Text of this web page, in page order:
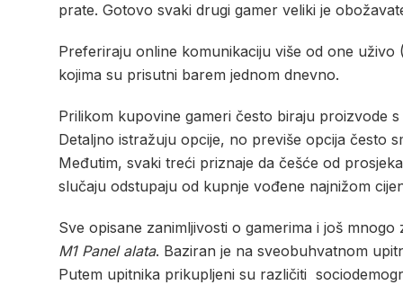
prate. Gotovo svaki drugi gamer veliki je
Preferiraju online komunikaciju više od one
kojima su prisutni barem jednom dnevno.
Prilikom kupovine gameri često biraju proizvode
Detaljno istražuju opcije, no previše opcija često
Međutim, svaki treći priznaje da češće od
slučaju odstupaju od kupnje vođene najnižom
Sve opisane zanimljivosti o gamerima i još
M1 Panel alata. Baziran je na sveobuhvatnom
Putem upitnika prikupljeni su različiti